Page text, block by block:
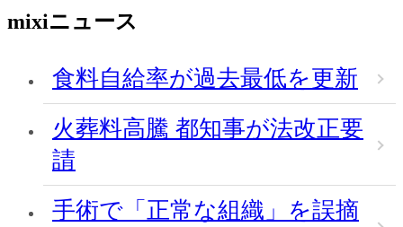
mixiニュース
食料自給率が過去最低を更新
火葬料高騰 都知事が法改正要
請
手術で「正常な組織」を誤摘